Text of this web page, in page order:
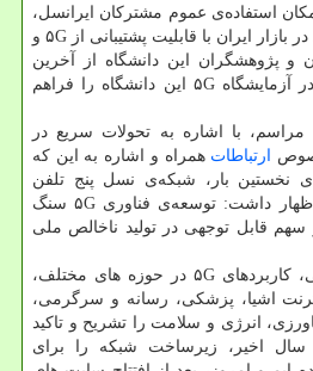
استفاده‌ی عموم مشترکان ایرانسل،
به وسیله‌ی گوشیهای موجود در بازار ایران با قابلیت پشتیبانی از ۵G و
و پژوهشگران این دانشگاه از آخرین
نسل فناوری تلفن همراه، در آزمایشگاه ۵G این دانشگاه را فراهم
مراسم، با اشاره به تحولات سریع در
ارتباطات همراه و اشاره به این که
نخستین بار، شبکه‌ی نسل پنج تلفن
همراه را وارد کشور کند، اظهار داشت: توسعه‌ی فناوری ۵G سنگ
سهم قابل توجهی در تولید ناخالص ملی
وی همین طور در توضیحاتی، کاربردهای ۵G در حوزه های مختلف،
اشیا، پزشکی، رسانه و سرگرمی،
انرژی و سلامت را تشریح و تاکید
اخیر، زیرساخت شبکه را برای